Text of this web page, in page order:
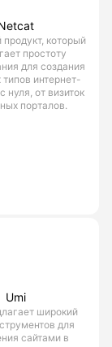
продукт, который
простоту
для создания
интернет-
нуля, от визиток
порталов.
Umi
широкий
для
сайтами в